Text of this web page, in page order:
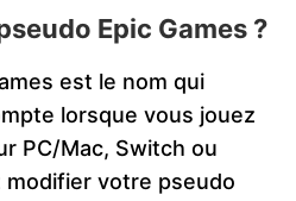
Epic Games ?
est le nom qui
lorsque vous jouez
PC/Mac, Switch ou
modifier votre pseudo